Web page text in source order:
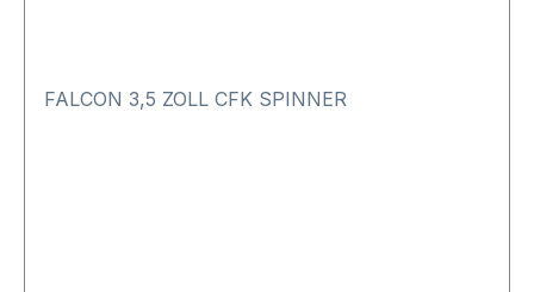
FALCON 3,5 ZOLL CFK SPINNER